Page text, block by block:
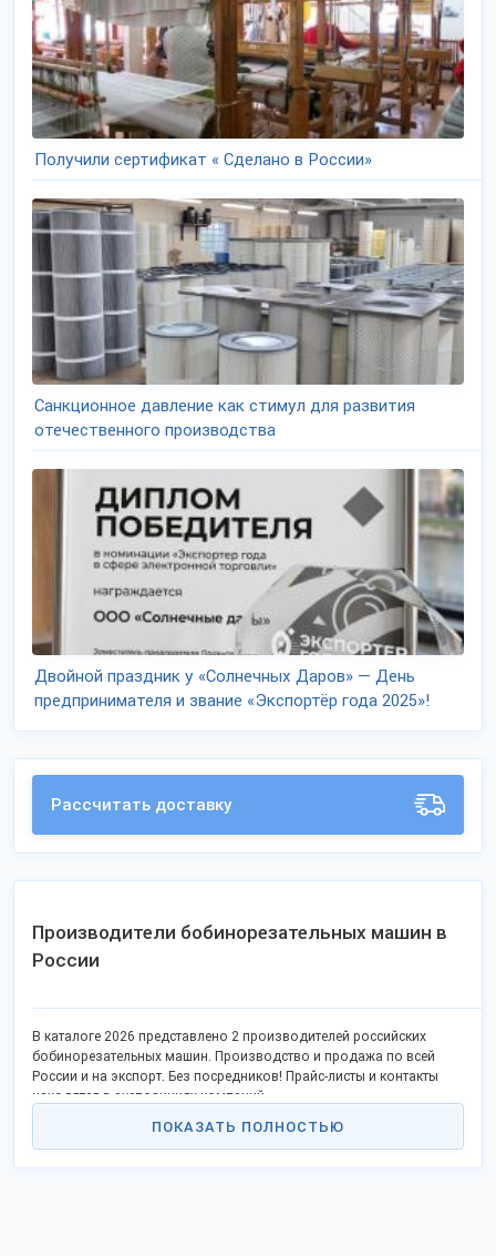
Получили сертификат « Сделано в России»
Санкционное давление как стимул для развития
отечественного производства
Двойной праздник у «Солнечных Даров» — День
предпринимателя и звание «Экспортёр года 2025»!
Рассчитать доставку
Производители бобинорезательных машин в
России
В каталоге 2026 представлено 2 производителей российских
бобинорезательных машин. Производство и продажа по всей
России и на экспорт. Без посредников! Прайс-листы и контакты
находятся в экспозициях компаний.
ПОКАЗАТЬ ПОЛНОСТЬЮ